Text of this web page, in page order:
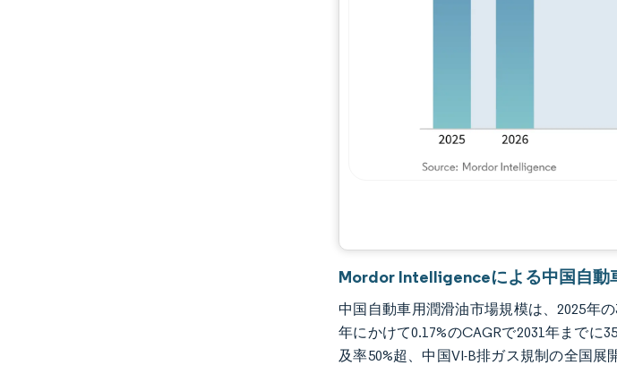
画像 ©
Mordor Intelligenceによる中国自動
中国自動車用潤滑油市場規模は、2025年
年にかけて0.17%のCAGRで2031年まで
及率50%超、中国VI-B排ガス規制の全国